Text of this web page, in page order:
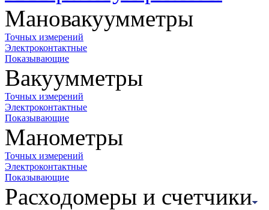
Мановакуумметры
Точных измерений
Электроконтактные
Показывающие
Вакуумметры
Точных измерений
Электроконтактные
Показывающие
Манометры
Точных измерений
Электроконтактные
Показывающие
Расходомеры и счетчики